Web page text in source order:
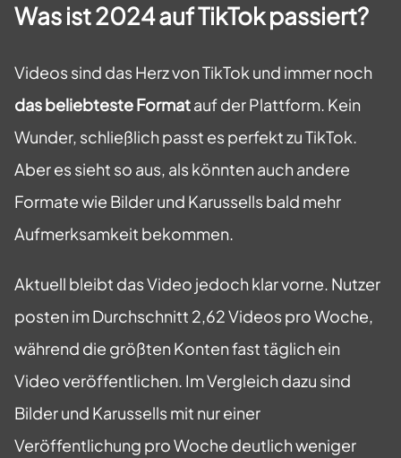
Was ist 2024 auf TikTok passiert?
Videos sind das Herz von TikTok und immer noch
das beliebteste Formatauf der Plattform. Kein
Wunder, schließlich passt es perfekt zu TikTok.
Aber es sieht so aus, als könnten auch andere
Formate wie Bilder und Karussells bald mehr
Aufmerksamkeit bekommen.
Aktuell bleibt das Video jedoch klar vorne. Nutzer
posten im Durchschnitt 2,62 Videos pro Woche,
während die größten Konten fast täglich ein
Video veröffentlichen. Im Vergleich dazu sind
Bilder und Karussells mit nur einer
Veröffentlichung pro Woche deutlich weniger